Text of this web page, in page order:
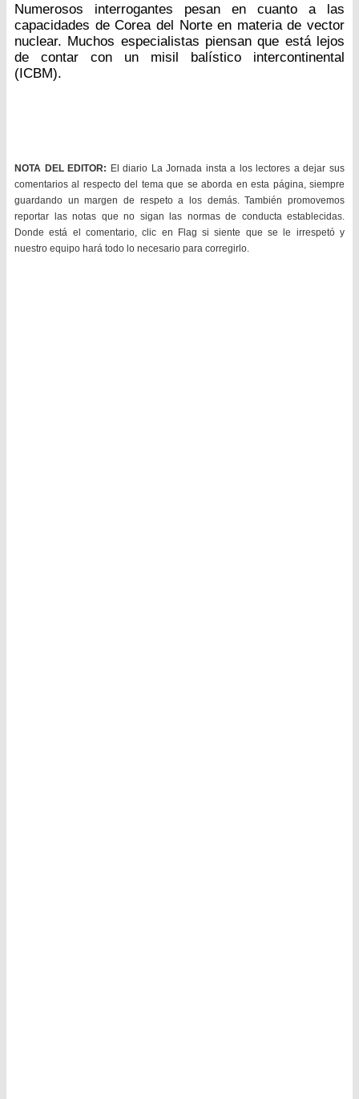
Numerosos interrogantes pesan en cuanto a las
capacidades de Corea del Norte en materia de vector
nuclear. Muchos especialistas piensan que está lejos
de contar con un misil balístico intercontinental
(ICBM).
NOTA DEL EDITOR: El diario La Jornada insta a los lectores a dejar sus
comentarios al respecto del tema que se aborda en esta página, siempre
guardando un margen de respeto a los demás. También promovemos
reportar las notas que no sigan las normas de conducta establecidas.
Donde está el comentario, clic en Flag si siente que se le irrespetó y
nuestro equipo hará todo lo necesario para corregirlo.